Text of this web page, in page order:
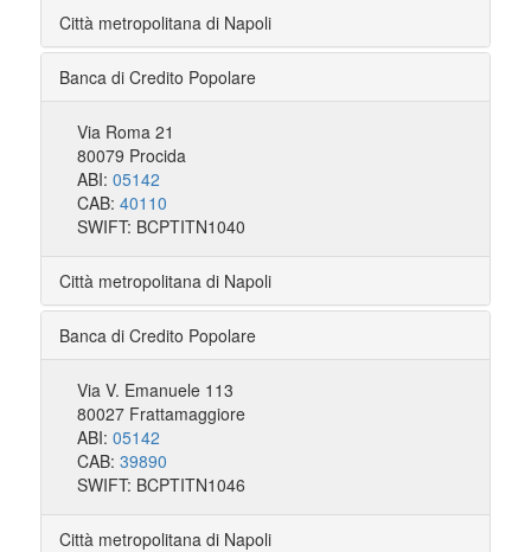
Città metropolitana di Napoli
Banca di Credito Popolare
Via Roma 21
80079 Procida
ABI: 05142
CAB: 40110
SWIFT: BCPTITN1040
Città metropolitana di Napoli
Banca di Credito Popolare
Via V. Emanuele 113
80027 Frattamaggiore
ABI: 05142
CAB: 39890
SWIFT: BCPTITN1046
Città metropolitana di Napoli